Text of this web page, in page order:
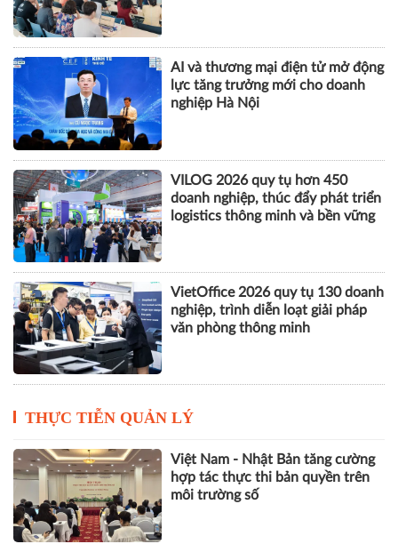
AI và thương mại điện tử mở động
lực tăng trưởng mới cho doanh
nghiệp Hà Nội
VILOG 2026 quy tụ hơn 450
doanh nghiệp, thúc đẩy phát triển
logistics thông minh và bền vững
VietOffice 2026 quy tụ 130 doanh
nghiệp, trình diễn loạt giải pháp
văn phòng thông minh
THỰC TIỄN QUẢN LÝ
Việt Nam - Nhật Bản tăng cường
hợp tác thực thi bản quyền trên
môi trường số